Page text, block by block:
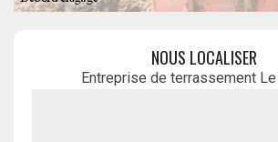
NOUS LOCALISER
Entreprise de terrassement